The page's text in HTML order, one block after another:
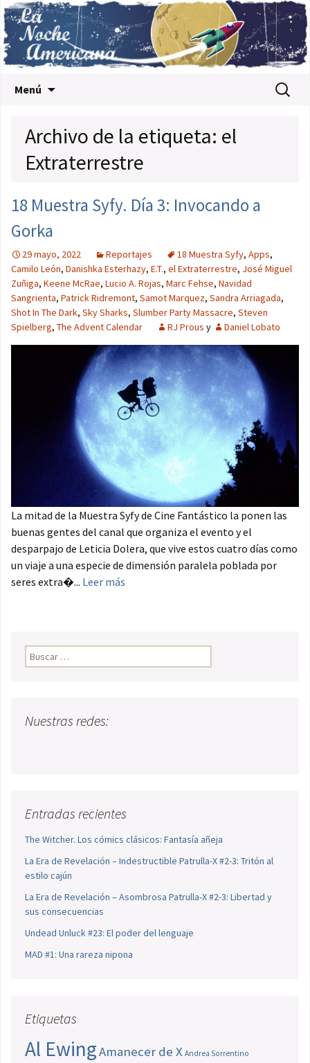
Menú Buscar:
Archivo de la etiqueta: el
Extraterrestre
18 Muestra Syfy. Día 3: Invocando a
Gorka
29 mayo, 2022 Reportajes 18 Muestra Syfy, Apps,
Camilo León, Danishka Esterhazy, E.T., el Extraterrestre, José Miguel
Zuñiga, Keene McRae, Lucio A. Rojas, Marc Fehse, Navidad
Sangrienta, Patrick Ridremont, Samot Marquez, Sandra Arriagada,
Shot In The Dark, Sky Sharks, Slumber Party Massacre, Steven
Spielberg, The Advent Calendar RJ Prous y Daniel Lobato
La mitad de la Muestra Syfy de Cine Fantástico la ponen las
buenas gentes del canal que organiza el evento y el
desparpajo de Leticia Dolera, que vive estos cuatro días como
un viaje a una especie de dimensión paralela poblada por
seres extra�... Leer más
Buscar:
Nuestras redes:
Entradas recientes
The Witcher. Los cómics clásicos: Fantasía añeja
La Era de Revelación – Indestructible Patrulla-X #2-3: Tritón al
estilo cajún
La Era de Revelación – Asombrosa Patrulla-X #2-3: Libertad y
sus consecuencias
Undead Unluck #23: El poder del lenguaje
MAD #1: Una rareza nipona
Etiquetas
Al EwingAmanecer de X Andrea Sorrentino